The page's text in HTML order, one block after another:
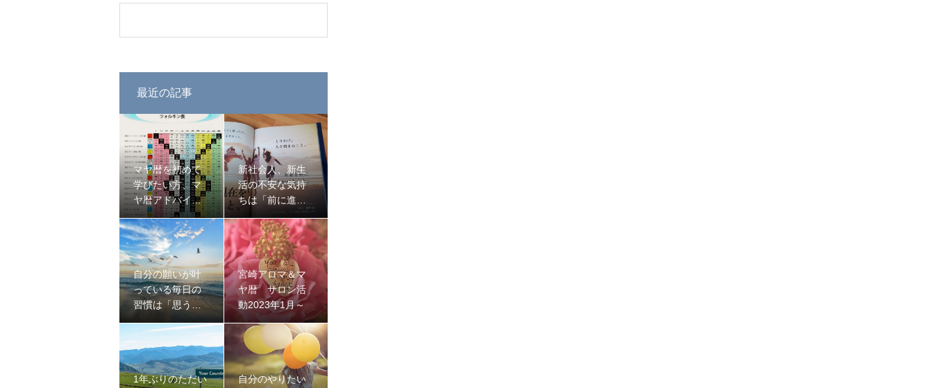
最近の記事
マヤ暦を初めて
学びたい方、マ
ヤ暦アドバイザ
ー活動を広めた
い方の講座案内
新社会人、新生
活の不安な気持
ちは「前に進ん
でいる証」
自分の願いが叶
っている毎日の
習慣は「思うこ
宮崎アロマ＆マ
ヤ暦 サロン活
動2023年1月～
1年ぶりのただい 自分のやりたい